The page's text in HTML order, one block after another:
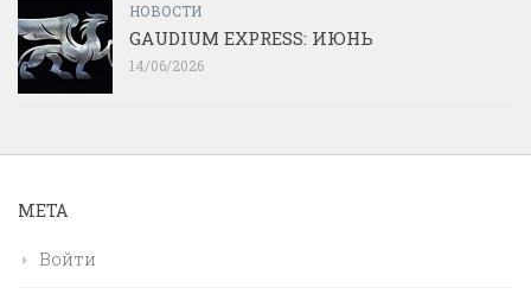
НОВОСТИ
GAUDIUM EXPRESS: ИЮНЬ
14/06/2026
МЕТА
Войти